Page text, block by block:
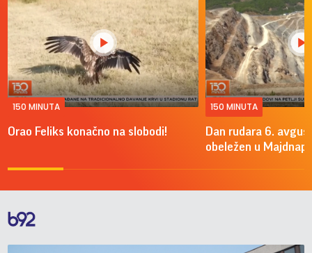
150 MINUTA
Orao Feliks konačno na slobodi!
150 MINUTA
Dan rudara 6.
obeležen u